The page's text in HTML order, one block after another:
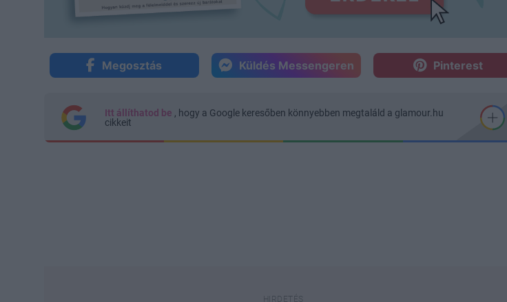
Megosztás Küldés Messengeren Pinterest
Itt állíthatod be , hogy a Google keresőben könnyebben megtaláld a glamour.hu
cikkeit